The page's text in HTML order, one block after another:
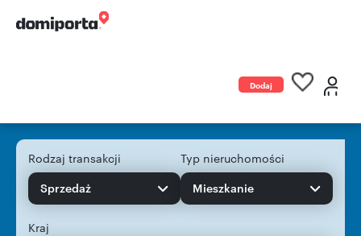
Dodaj
Rodzaj transakcji
Sprzedaż
Typ nieruchomości
Mieszkanie
Kraj